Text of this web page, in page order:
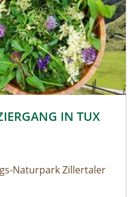
Alpen
IN TUX
Naturpark Zillertaler